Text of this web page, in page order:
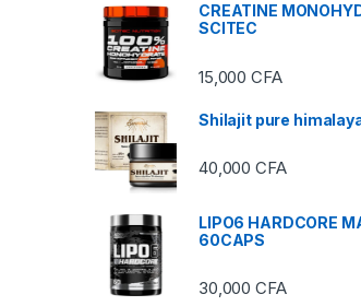
CREATINE
SCITEC
15,000CFA
Shilajit pure
40,000CFA
LIPO6 HARDCORE
60CAPS
30,000CFA